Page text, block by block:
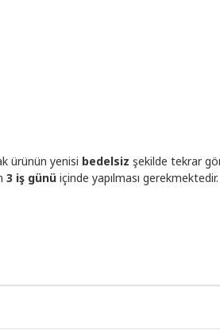
ürünün yenisi bedelsiz şekilde tekrar
3 iş günü içinde yapılması gerekmektedir.